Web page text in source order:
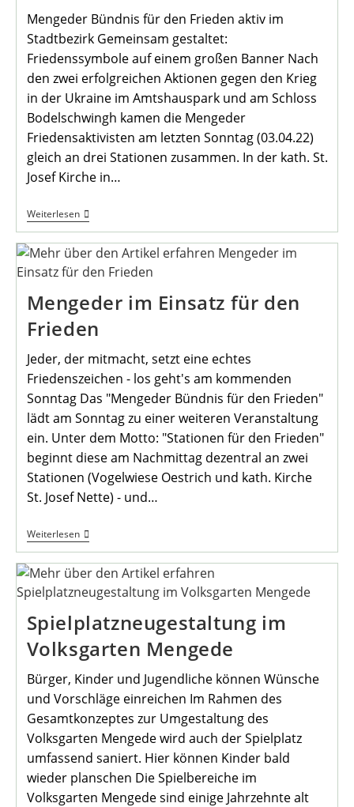
Mengeder Bündnis für den Frieden aktiv im
Stadtbezirk Gemeinsam gestaltet:
Friedenssymbole auf einem großen Banner Nach
den zwei erfolgreichen Aktionen gegen den Krieg
in der Ukraine im Amtshauspark und am Schloss
Bodelschwingh kamen die Mengeder
Friedensaktivisten am letzten Sonntag (03.04.22)
gleich an drei Stationen zusammen. In der kath. St.
Josef Kirche in…
WeiterlesenDrei
Stationen
Für
Den
Frieden
Mengeder im Einsatz für den
Frieden
Jeder, der mitmacht, setzt eine echtes
Friedenszeichen - los geht's am kommenden
Sonntag Das "Mengeder Bündnis für den Frieden"
lädt am Sonntag zu einer weiteren Veranstaltung
ein. Unter dem Motto: "Stationen für den Frieden"
beginnt diese am Nachmittag dezentral an zwei
Stationen (Vogelwiese Oestrich und kath. Kirche
St. Josef Nette) - und…
WeiterlesenMengeder
Im
Einsatz
Für
Frieden
Spielplatzneugestaltung im
Volksgarten Mengede
Bürger, Kinder und Jugendliche können Wünsche
und Vorschläge einreichen Im Rahmen des
Gesamtkonzeptes zur Umgestaltung des
Volksgarten Mengede wird auch der Spielplatz
umfassend saniert. Hier können Kinder bald
wieder planschen Die Spielbereiche im
Volksgarten Mengede sind einige Jahrzehnte alt